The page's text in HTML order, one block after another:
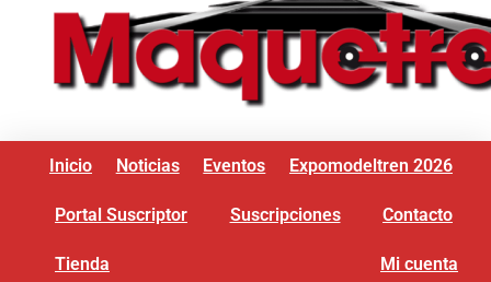
Inicio Noticias Eventos Expomodeltren 2026
Portal Suscriptor Suscripciones Contacto
Tienda Mi cuenta